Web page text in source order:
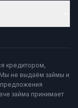
кредитором,
не выдаём займы и
займа принимает